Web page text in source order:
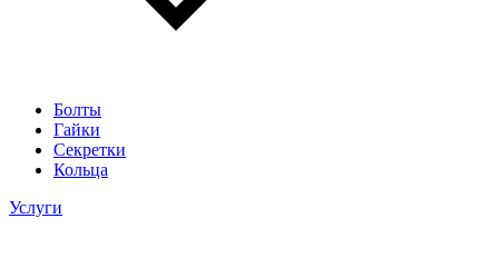
Болты
Гайки
Секретки
Кольца
Услуги